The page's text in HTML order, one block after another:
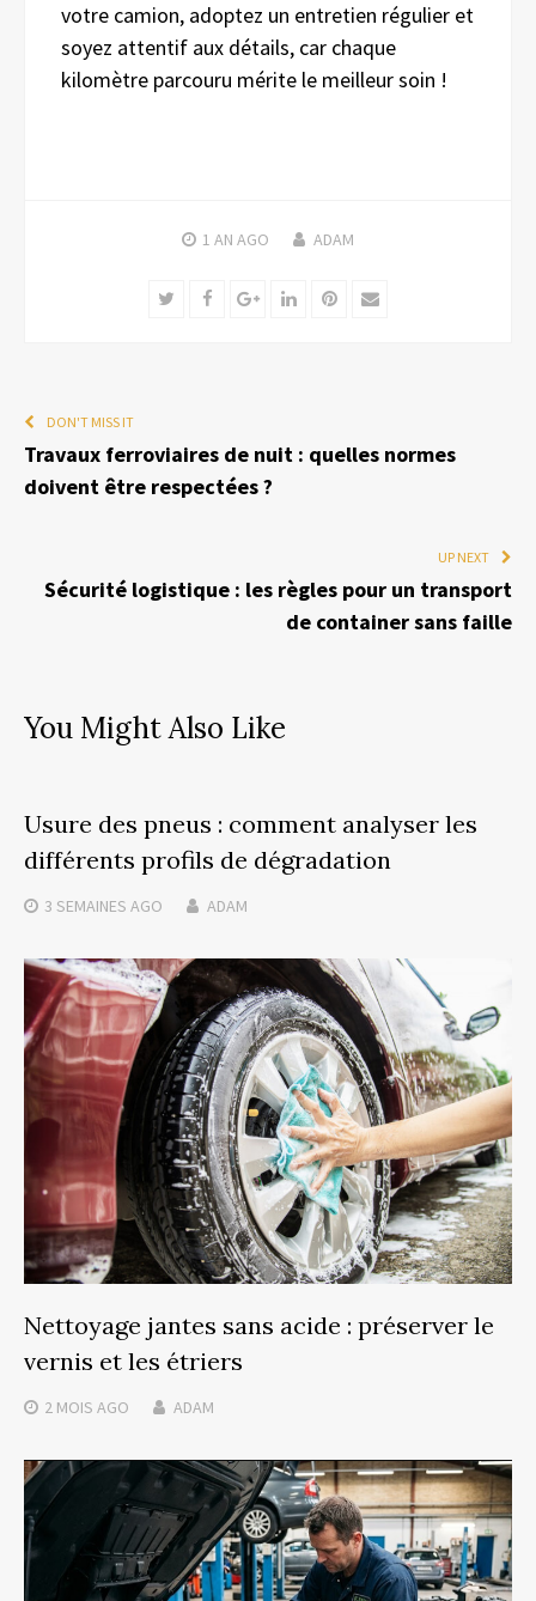
votre camion, adoptez un entretien régulier et
soyez attentif aux détails, car chaque
kilomètre parcouru mérite le meilleur soin !
1 AN AGO ADAM
TwitterFacebookGoogle+LinkedInPinterest
Email
DON'T MISS IT
Travaux ferroviaires de nuit : quelles normes
doivent être respectées ?
UP NEXT
Sécurité logistique : les règles pour un transport
de container sans faille
You Might Also Like
Usure des pneus : comment analyser les
différents profils de dégradation
3 SEMAINES AGO ADAM
Nettoyage jantes sans acide : préserver le
vernis et les étriers
2 MOIS AGO ADAM